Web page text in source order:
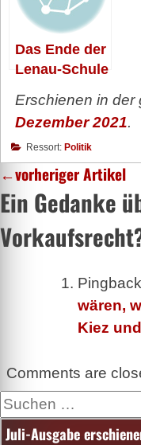
Das Ende der
Lenau-Schule
Erschienen in der
Dezember 2021.
Ressort: Politik
←vorheriger Artikel
Ein Gedanke
wären,
Kiez
Comments are
Suche
Juli-Ausgabe